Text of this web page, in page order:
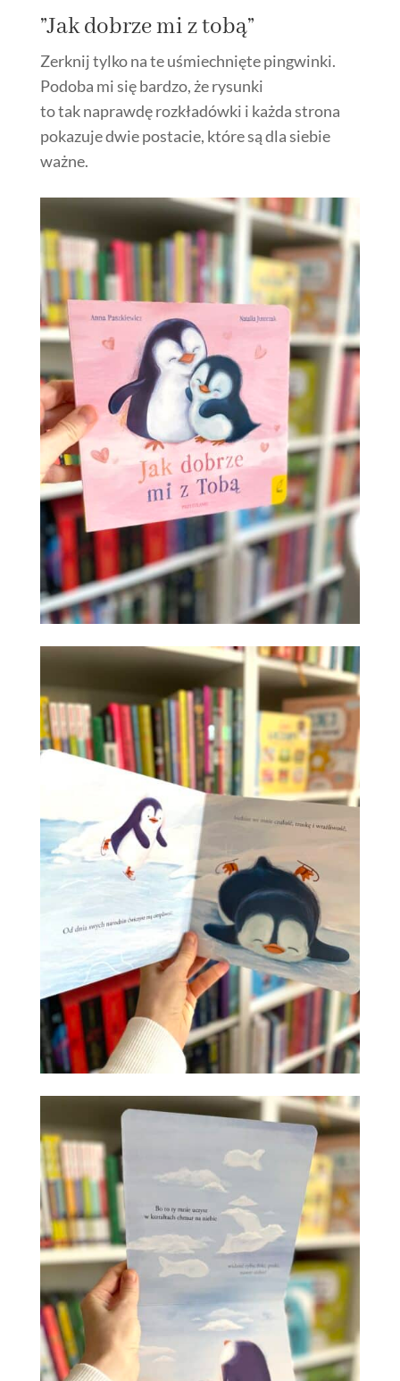
”Jak dobrze mi z tobą”
Zerknij tylko na te uśmiechnięte pingwinki.
Podoba mi się bardzo, że rysunki
to tak naprawdę rozkładówki i każda strona
pokazuje dwie postacie, które są dla siebie
ważne.